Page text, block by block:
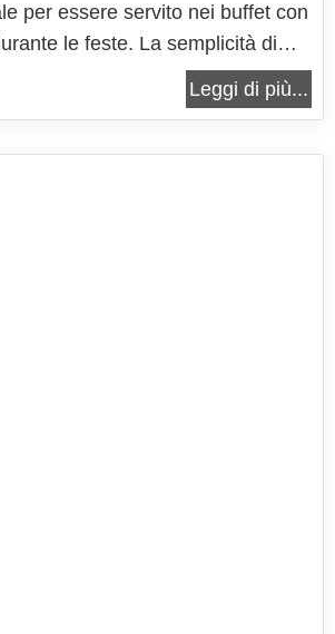
per essere servito nei buffet con
le feste. La semplicità di
il gusto unico dei gamberi preparati
faranno diventare questa ricetta
Leggi di più...